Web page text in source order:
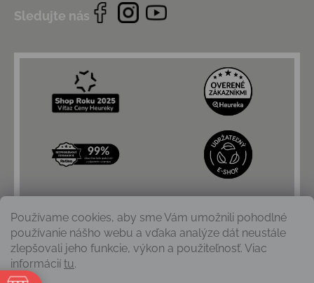
Používame cookies, aby sme Vám umožnili pohodlné
používanie nášho webu a vďaka analýze dát neustále
zlepšovali jeho funkcie, výkon a použiteľnosť. Viac
informácií tu.
Sledujte nás